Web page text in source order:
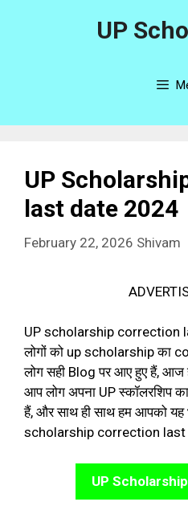
UP
UP
last date 2024
February 22, 2026 Shivam
UP scholarship correction
लोगों को up scholarship का
लोग सही Blog पर आए हुए हैं, आज
आप लोग अपना UP
हैं, और साथ ही साथ हम आपको यह
scholarship correction last
UP